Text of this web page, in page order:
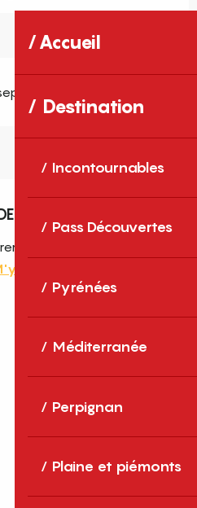
Accueil
Destination
Incontournables
Pass Découvertes
Pyrénées
Méditerranée
Perpignan
Plaine et piémonts
2026
L'OURS
66320 Valmanya
rendre